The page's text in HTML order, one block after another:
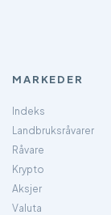
MARKEDER
Indeks
Landbruksråvarer
Råvare
Krypto
Aksjer
Valuta